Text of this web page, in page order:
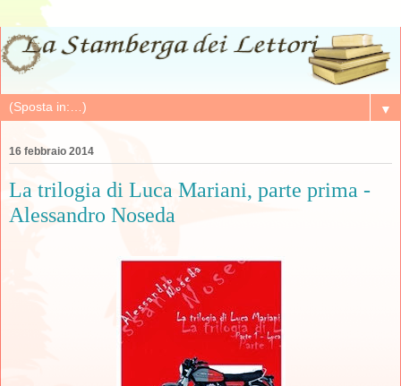
▼
16 febbraio 2014
La trilogia di Luca Mariani, parte prima -
Alessandro Noseda